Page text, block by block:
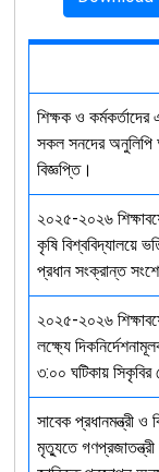
শিক্ষক ও
সকল সনদের অনুলিপি
বিজ্ঞপ্তি।
২০২৫-২০২৬
কৃষি বিশ্ববিদ্যালয়ে
প্রধান সংক্রান্ত
২০২৫-২০২৬
লক্ষ্যে
৩:০০ ঘটিকায় সিকৃবির
সাবেক প্রধানমন্ত্রী ও
মৃত্যুতে গণপ্রজাতন্ত্রী